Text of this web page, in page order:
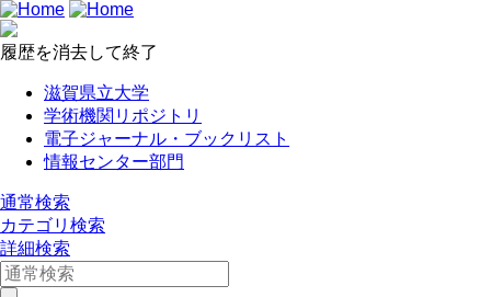
履歴を消去して終了
滋賀県立大学
学術機関リポジトリ
電子ジャーナル・ブックリスト
情報センター部門
通常検索
カテゴリ検索
詳細検索